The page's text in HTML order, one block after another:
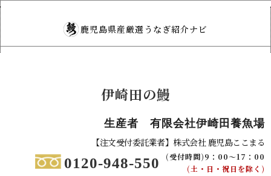
鹿児島県産厳選うなぎ紹介ナビ
伊崎田の鰻
生産者 有限会社伊崎田養魚場
【注文受付委託業者】株式会社 鹿児島ここまる
0120-948-550
(受付時間)9：00～17：00
(土・日・祝日を除く)